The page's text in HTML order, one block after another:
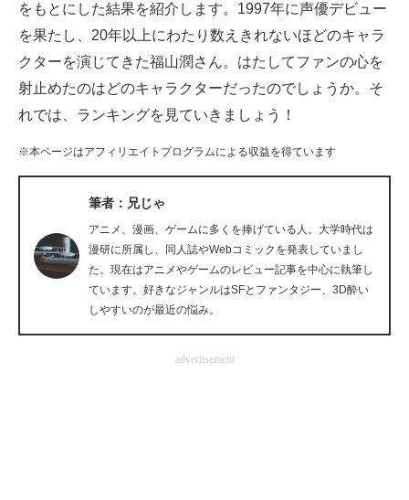
企業向けIT製品の総合サイト
IT製品の技術・比較・事例
製造業のIT導入・活用を支援
電子設計の基本と応用
エネルギーの専門メディア
建設×テクノロジーの最前線
をもとにした結果を紹介します。1997年に声優デビュー
を果たし、20年以上にわたり数えきれないほどのキャラ
クターを演じてきた福山潤さん。はたしてファンの心を
射止めたのはどのキャラクターだったのでしょうか。そ
れでは、ランキングを見ていきましょう！
※本ページはアフィリエイトプログラムによる収益を得ています
筆者：兄じゃ
アニメ、漫画、ゲームに多くを捧げている人。大学時代は
漫研に所属し、同人誌やWebコミックを発表していまし
た。現在はアニメやゲームのレビュー記事を中心に執筆し
ています。好きなジャンルはSFとファンタジー、3D酔い
しやすいのが最近の悩み。
advertisement